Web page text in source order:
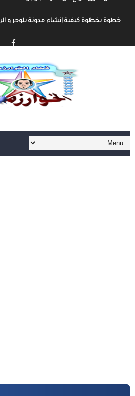
أهم مواقع العمل الحر على الأنترنت العربية
أهم الأدوات الأساسية في العمل الحر على